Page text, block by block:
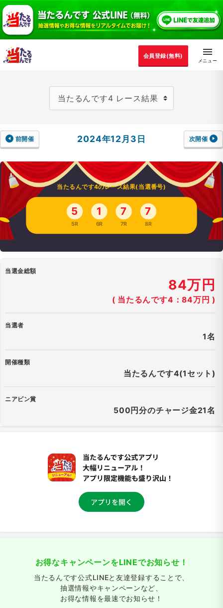
会員登録(無料)
前開催 2024年12月3日 次開催
当たるんです4のレース結果(当選番号)
5
5R
1
6R
7
7R
7
8R
当選金総額
84万円
( 当たるんです4：84万円 )
当選者
1名
開催種類
当たるんです4(1セット)
ニアピン賞
500円分のチャージ金21名
お得なキャンペーンをLINEでお知らせ！
当たるんです公式LINEと友達登録することで、
抽選情報やキャンペーンなど、
お得な情報を最速でお知らせ！